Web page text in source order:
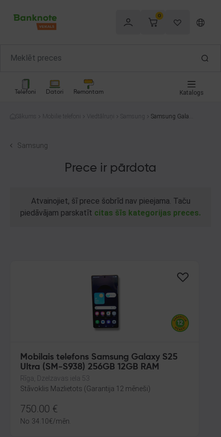
0
Telefoni Datori Remontam Katalogs
Sākums Mobilie telefoni Viedtālruņi Samsung
Samsung Galaxy
Samsung
Prece ir pārdota
Atvainojiet, šī prece šobrīd nav pieejama. Taču
piedāvājam parskatīt citas šīs kategorijas preces.
Mobilais telefons Samsung Galaxy S25
Ultra (SM-S938) 256GB 12GB RAM
Rīga, Dzelzavas iela 53
Stāvoklis Mazlietots (Garantija 12 mēneši)
750.00 €
No 34.10€/mēn.